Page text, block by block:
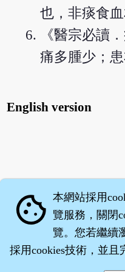
也，非痰食血
《醫宗必讀
痛多腫少；
English version
cookie 本網站採用
覽服務，關閉
覽。您若繼續
採用cookies技術，並且